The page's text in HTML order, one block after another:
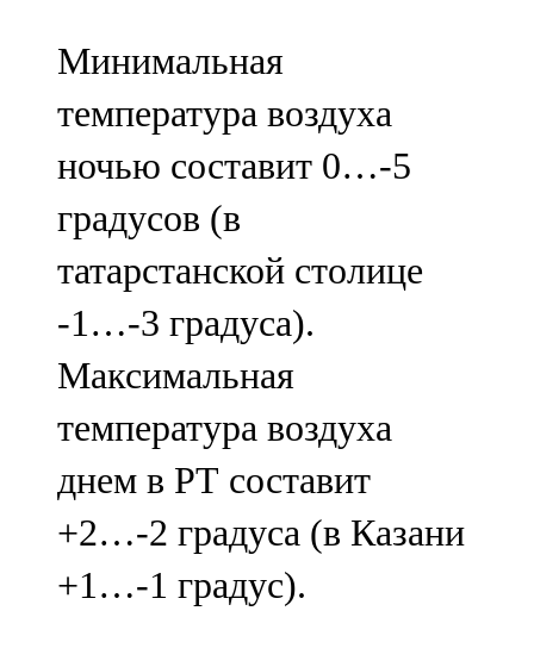
Минимальная
температура воздуха
ночью составит 0…-5
градусов (в
татарстанской столице
-1…-3 градуса).
Максимальная
температура воздуха
днем в РТ составит
+2…-2 градуса (в Казани
+1…-1 градус).